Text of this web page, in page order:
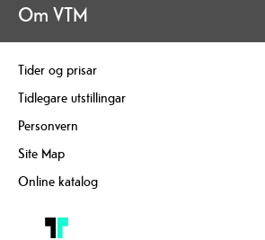
Om VTM
Tider og prisar
Tidlegare utstillingar
Personvern
Site Map
Online katalog